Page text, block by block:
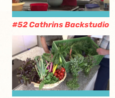
#52 Cathrins Backstudio